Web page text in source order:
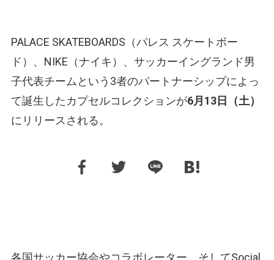
PALACE SKATEBOARDS（パレス スケートボー
ド）、NIKE（ナイキ）、サッカーイングランド男
子代表チームという3者のパートナーシップによっ
て誕生したカプセルコレクションが6月13日（土）
にリリースされる。
各国サッカー協会やコラボレーター、そしてSocial